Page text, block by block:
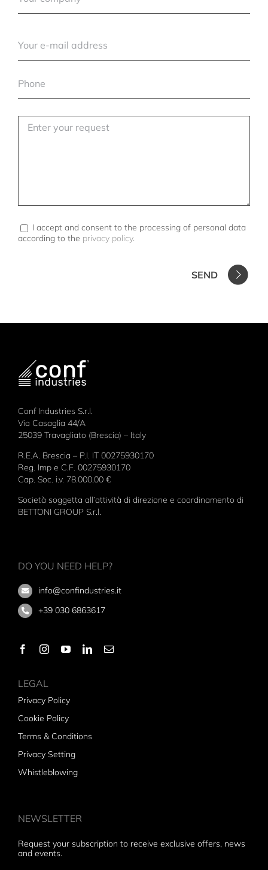
I accept and consent to the processing of personal data
according to the privacy policy.
SEND
Conf Industries S.r.l.
Via Casaglia 44/A
25039 Travagliato (Brescia) – Italy
R.E.A. Brescia – P.I. IT 00275930170
Reg. Imp e C.F. 00275930170
Cap. Soc. i.v. 78.000,00 €
Società soggetta all’attività di direzione e coordinamento di
BETTONI GROUP S.r.l.
DO YOU NEED HELP?
info@confindustries.it
+39 030 6863617
LEGAL
Privacy Policy
Cookie Policy
Terms & Conditions
Privacy Setting
Whistleblowing
NEWSLETTER
Request your subscription to receive exclusive offers, news
and events.